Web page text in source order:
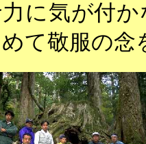
に気が付
て敬服の